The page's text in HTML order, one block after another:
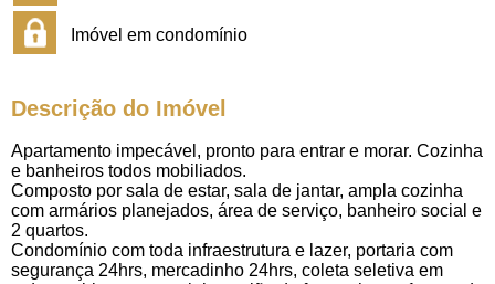
Imóvel em condomínio
Descrição do Imóvel
Apartamento impecável, pronto para entrar e morar. Cozinha
e banheiros todos mobiliados.
Composto por sala de estar, sala de jantar, ampla cozinha
com armários planejados, área de serviço, banheiro social e
2 quartos.
Condomínio com toda infraestrutura e lazer, portaria com
segurança 24hrs, mercadinho 24hrs, coleta seletiva em